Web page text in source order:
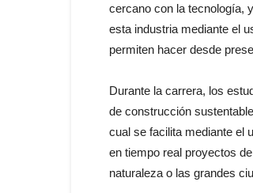
cercano con la tecnología,
esta industria mediante el
permiten hacer desde
Durante la carrera, los
de construcción
cual se facilita mediante el
en tiempo real proyectos
naturaleza o las grandes